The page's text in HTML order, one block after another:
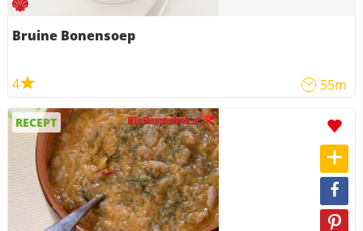
Bruine Bonensoep
4 55m
RECEPT